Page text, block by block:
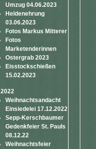
Umzug 04.06.2023
Heldenehrung
03.06.2023
Fotos Markus Mitterer
Fotos
Marketenderinnen
Ostergrab 2023
Eisstockschießen
15.02.2023
2022
Weihnachtsandacht
Einsiedelei 17.12.2022
Sepp-Kerschbaumer
Gedenkfeier St. Pauls
08.12.22
Weihnachtsfeier